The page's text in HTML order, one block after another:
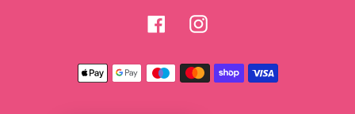
FacebookInstagram
Métodos
de